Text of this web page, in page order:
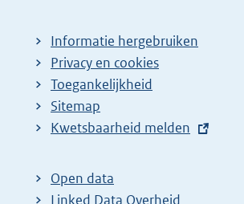
Informatie hergebruiken
Privacy en cookies
Toegankelijkheid
Sitemap
E
t
e
Kwetsbaarheid melden
Open data
Linked Data Overheid